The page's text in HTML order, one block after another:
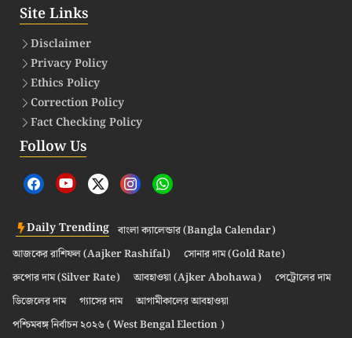
Site Links
Disclaimer
Privacy Policy
Ethics Policy
Correction Policy
Fact Checking Policy
Follow Us
Daily Trending বাংলা ক্যালেন্ডার (Bangla Calendar)
আজকের রাশিফল (Aajker Rashifal)
সোনার দাম (Gold Rate)
রুপোর দাম (Silver Rate)
আবহাওয়া (Ajker Abohawa)
পেট্রোলের দাম
ডিজেলের দাম
গ্যাসের দাম
আগামীকালের আবহাওয়া
পশ্চিমবঙ্গ নির্বাচন ২০২৬ ( West Bengal Election )